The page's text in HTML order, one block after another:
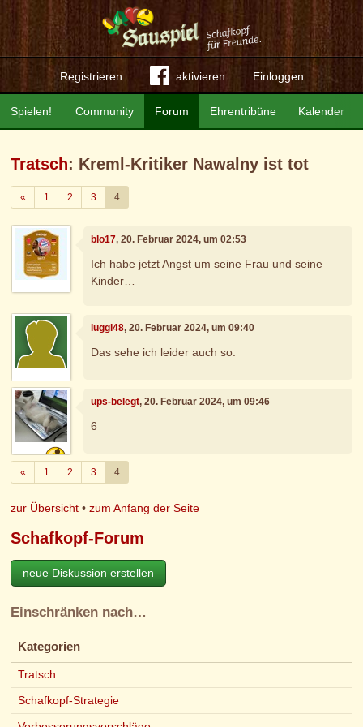
Registrieren aktivieren Einloggen
Community Forum Ehrentribüne Kalender
Spielen!
Tratsch: Kreml-Kritiker Nawalny ist tot
«Zurück
1 2 3 4
blo17, 20. Februar 2024, um 02:53
Ich habe jetzt Angst um seine Frau und seine
Kinder…
luggi48, 20. Februar 2024, um 09:40
Das sehe ich leider auch so.
ups-belegt, 20. Februar 2024, um 09:46
6
«Zurück
1 2 3 4
zur Übersicht •zum Anfang der Seite
Schafkopf-Forum
neue Diskussion erstellen
Einschränken nach…
Kategorien
Tratsch
Schafkopf-Strategie